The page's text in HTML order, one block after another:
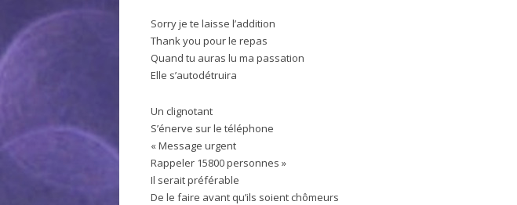
Sorry je te laisse l’addition
Thank you pour le repas
Quand tu auras lu ma passation
Elle s’autodétruira
Un clignotant
S’énerve sur le téléphone
« Message urgent
Rappeler 15800 personnes »
Il serait préférable
De le faire avant qu’ils soient chômeurs